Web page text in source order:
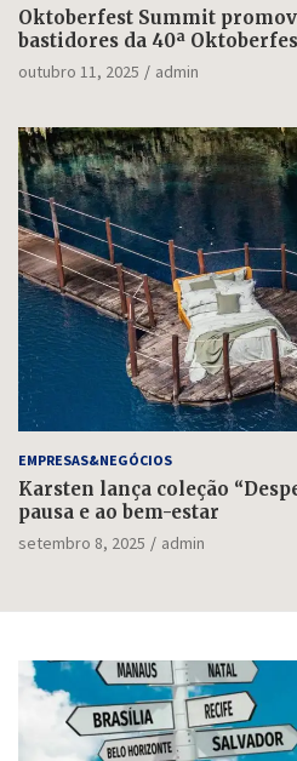
Oktoberfest Summit
bastidores da 40ª
outubro 11, 2025 admin
EMPRESAS&NEGÓCIOS
Karsten lança coleção
pausa e ao bem-estar
setembro 8, 2025 admin